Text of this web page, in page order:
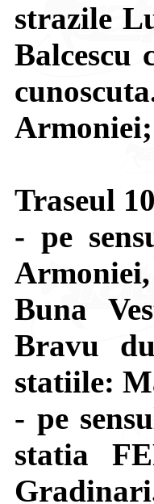
strazile
Balcescu
Armoniei;
Traseul
- pe
Armoniei,
Buna
Bravu
statiile:
- pe
statia